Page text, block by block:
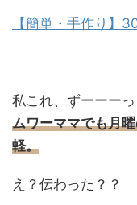
【簡単・手作り】
私これ、ずーーー
ムワーママでも月
軽。
え？伝わった？？